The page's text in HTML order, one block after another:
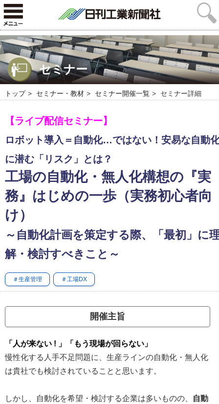
セミナー
トップ セミナー・教材 セミナー開催一覧 セミナー詳細
【ライブ配信セミナー】
ロボット導入＝自動化…ではない！安易な自動
に潜む「リスク」とは？
工場の自動化・無人化構想の『実
務』はじめの一歩（実務初心者向
け）
～自動化計画を策定する際、「最初」に
解・検討すべきこと～
＃生産管理 ＃工場DX
開催主旨
「人が来ない ! 」「もう現場が回らない」
慢性化する人手不足問題に、生産ラインの自動化・無人化
は貴社でも検討されていることと思います。
しかし、自動化を希望・検討する企業は多いものの、
自動